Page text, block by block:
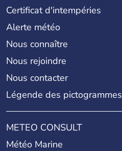
Certificat d'intempéries
Alerte météo
Nous connaître
Nous rejoindre
Nous contacter
Légende des pictogrammes
METEO CONSULT
Météo Marine